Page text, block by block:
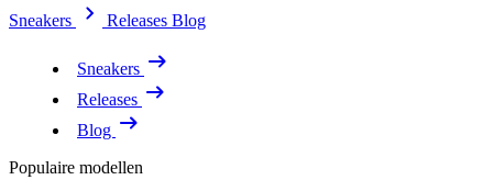
Sneakers
Releases Blog
Sneakers
Releases
Blog
Populaire modellen